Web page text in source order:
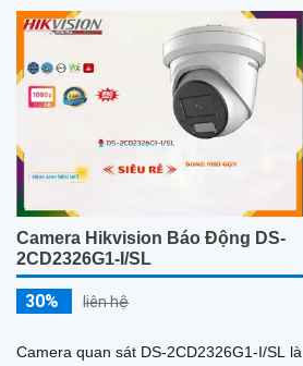
Camera Hikvision Báo Động DS-
2CD2326G1-I/SL
30% liên hệ
Camera quan sát DS-2CD2326G1-I/SL là